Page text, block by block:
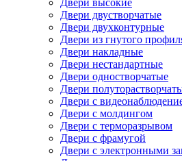
Двери высокие
Двери двустворчатые
Двери двухконтурные
Двери из гнутого
Двери накладные
Двери нестандартные
Двери одностворчатые
Двери
Двери с
Двери с молдингом
Двери с терморазрывом
Двери с фрамугой
Двери с электронными